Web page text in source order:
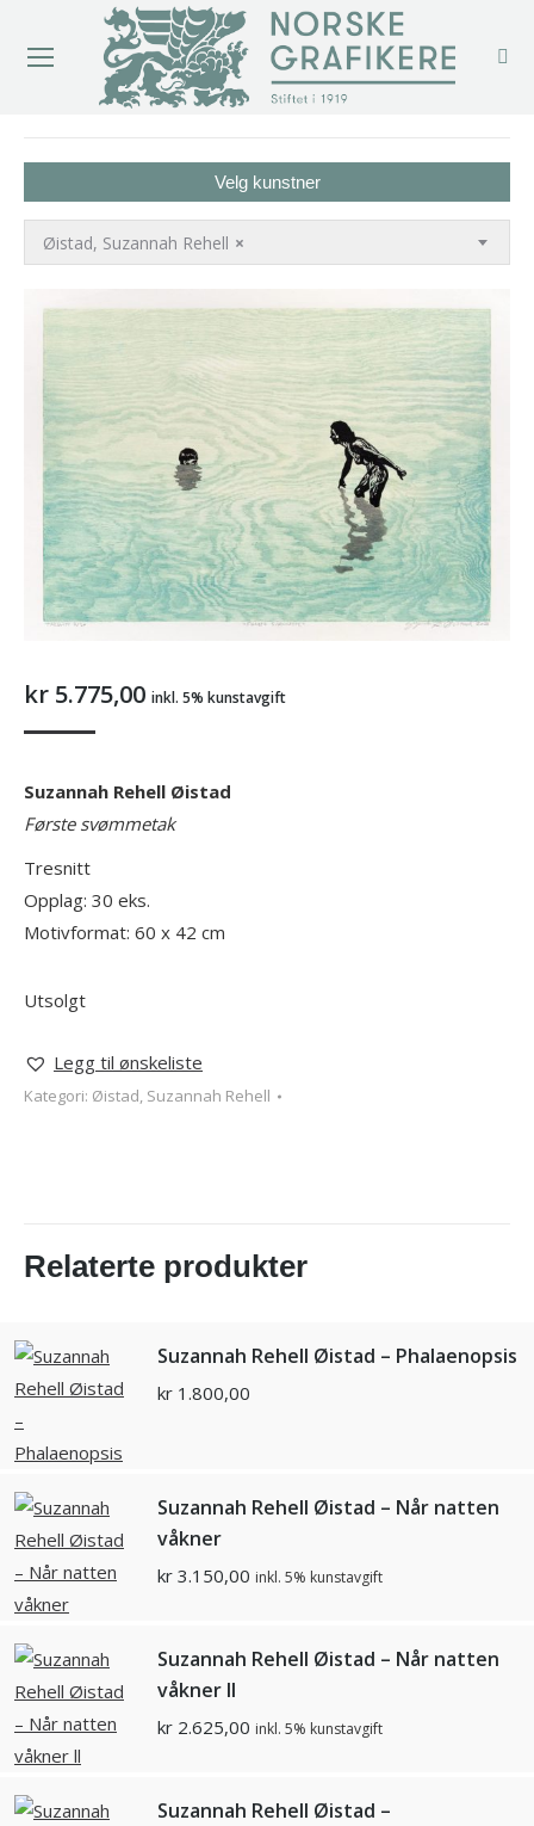
Velg kunstner
×
Øistad, Suzannah Rehell
kr 5.775,00 inkl. 5% kunstavgift
Suzannah Rehell Øistad
Første svømmetak
Tresnitt
Opplag: 30 eks.
Motivformat: 60 x 42 cm
Utsolgt
Legg til ønskeliste
Kategori: Øistad, Suzannah Rehell
Relaterte produkter
Suzannah Rehell Øistad – Phalaenopsis
kr 1.800,00
Suzannah Rehell Øistad – Når natten
våkner
kr 3.150,00 inkl. 5% kunstavgift
Suzannah Rehell Øistad – Når natten
våkner ll
kr 2.625,00 inkl. 5% kunstavgift
Suzannah Rehell Øistad –